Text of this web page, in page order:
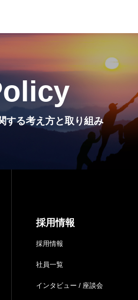
する考え方と取り組み
採用情報
採用情報
社員一覧
インタビュー / 座談会